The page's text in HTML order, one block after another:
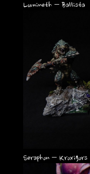
Lumineth – Ballista
Seraphon – Kroxigors